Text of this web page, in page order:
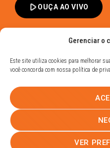
Gerenciar o
Este site utiliza cookies para melhorar
você concorda com nossa política de
VER
play_arrowOUÇA AO VIVO
Política
PROMOÇÕESEQUIPENOTÍCIASCONTATO